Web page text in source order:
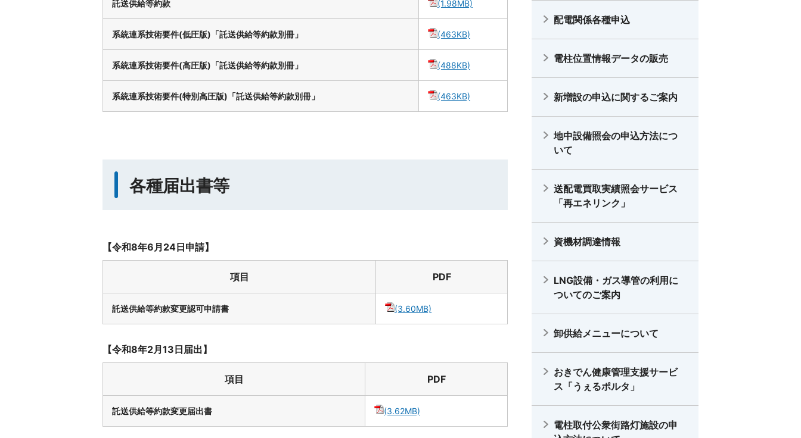
託送供給等約款 (1.98MB)
系統連系技術要件(低圧版)「託送供給等約款別冊」 (463KB)
系統連系技術要件(高圧版)「託送供給等約款別冊」 (488KB)
系統連系技術要件(特別高圧版)「託送供給等約款別冊」 (463KB)
各種届出書等
【令和8年6月24日申請】
項目 PDF
託送供給等約款変更認可申請書 (3.60MB)
【令和8年2月13日届出】
項目 PDF
託送供給等約款変更届出書 (3.62MB)
配電関係各種申込
電柱位置情報データの販売
新増設の申込に関するご案内
地中設備照会の申込方法につ
いて
送配電買取実績照会サービス
「再エネリンク」
資機材調達情報
LNG設備・ガス導管の利用に
ついてのご案内
卸供給メニューについて
おきでん健康管理支援サービ
ス「うぇるポルタ」
電柱取付公衆街路灯施設の申